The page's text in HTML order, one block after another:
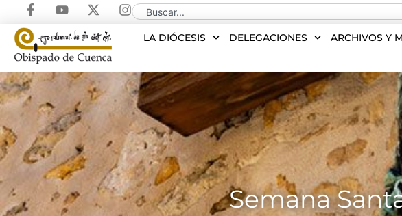
LA DIÓCESIS DELEGACIONES ARCHIVOS Y
Semana